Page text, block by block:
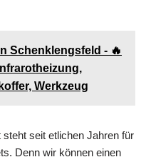
Schenklengsfeld - 🔥
Werkzeug
seit etlichen Jahren für
Denn wir können einen